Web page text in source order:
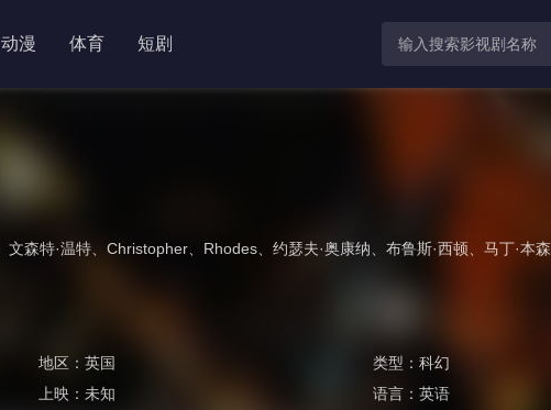
动漫 体育 短剧
文森特·温特 Christopher Rhodes 约瑟夫·奥康纳 布鲁斯·西顿 马丁·本森
地区：英国 类型： 科幻
上映：未知 语言： 英语